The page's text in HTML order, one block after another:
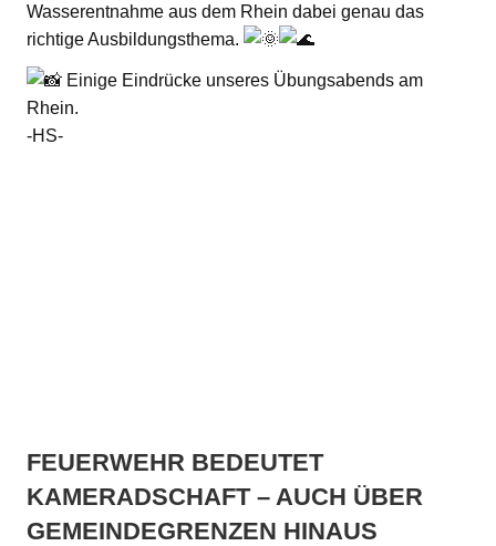
Wasserentnahme aus dem Rhein dabei genau das
richtige Ausbildungsthema.
Einige Eindrücke unseres Übungsabends am
Rhein.
-HS-
FEUERWEHR BEDEUTET
KAMERADSCHAFT – AUCH ÜBER
GEMEINDEGRENZEN HINAUS